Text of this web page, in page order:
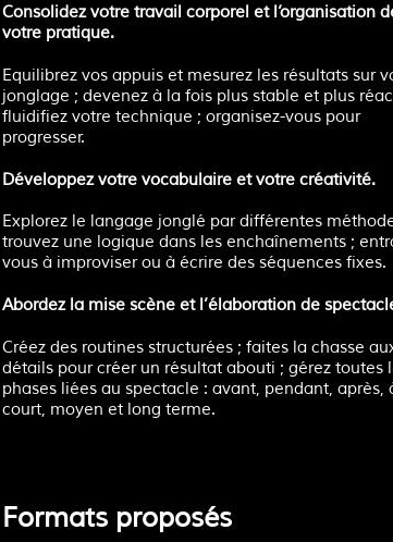
Consolidez votre travail corporel et l’organisation
votre pratique.
Equilibrez vos appuis et mesurez les résultats sur
jonglage ; devenez à la fois plus stable et plus
fluidifiez votre technique ; organisez-vous pour
progresser.
Développez votre vocabulaire et votre créativité.
Explorez le langage jonglé par différentes
trouvez une logique dans les enchaînements ;
vous à improviser ou à écrire des séquences fixes.
Abordez la mise scène et l’élaboration de
Créez des routines structurées ; faites la chasse
détails pour créer un résultat abouti ; gérez toutes
phases liées au spectacle : avant, pendant, après,
court, moyen et long terme.
Formats proposés